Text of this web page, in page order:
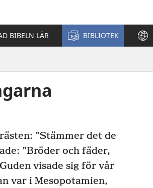
BIBELN LÄR BIBLIOTEK
”Stämmer det de
”Bröder och fäder,
visade sig för vår
var i Mesopotamien,